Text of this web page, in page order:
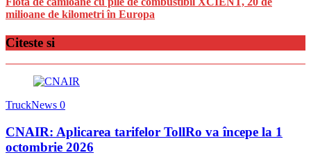
milioane de kilometri în Europa
Citeste si
TruckNews 0
CNAIR: Aplicarea tarifelor TollRo va începe la 1
octombrie 2026